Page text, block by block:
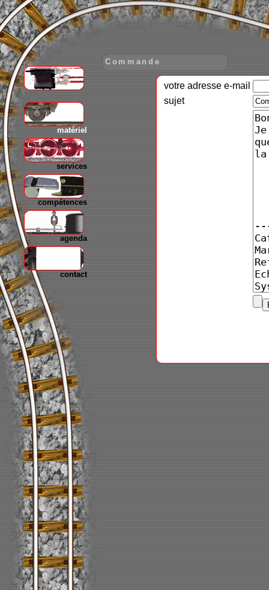
matériel
services
compétences
agenda
contact
Commande
votre adresse e-mail
sujet